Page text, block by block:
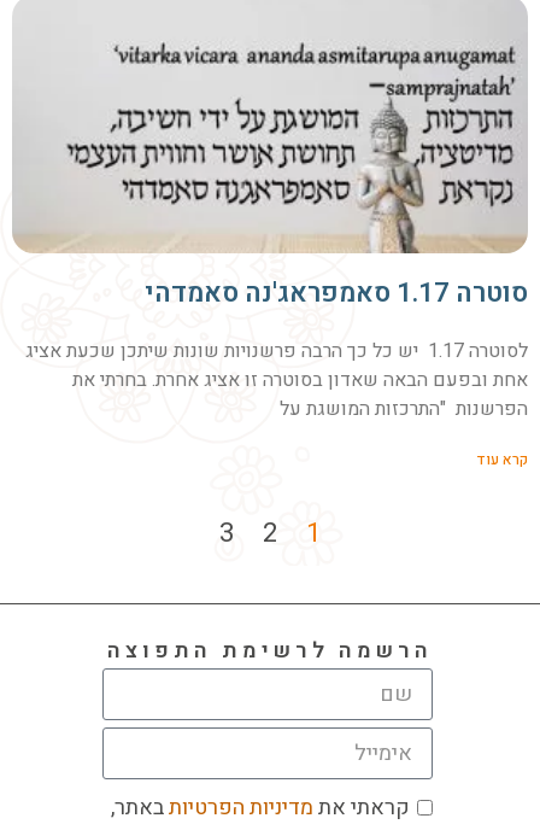
סוטרה 1.17 סאמפראג'נה סאמדהי
לסוטרה 1.17 יש כל כך הרבה פרשנויות שונות שיתכן שכעת אציג
אחת ובפעם הבאה שאדון בסוטרה זו אציג אחרת. בחרתי את
הפרשנות "התרכזות המושגת על
קרא עוד
1
2
3
הרשמה לרשימת התפוצה
קראתי אתמדיניות הפרטיותבאתר,